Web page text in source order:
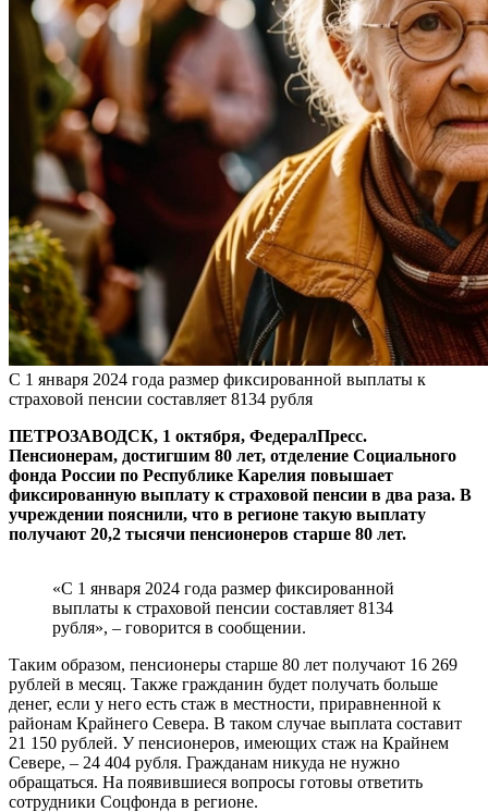
С 1 января 2024 года размер фиксированной выплаты к
страховой пенсии составляет 8134 рубля
ПЕТРОЗАВОДСК, 1 октября, ФедералПресс.
Пенсионерам, достигшим 80 лет, отделение Социального
фонда России по Республике Карелия повышает
фиксированную выплату к страховой пенсии в два раза. В
учреждении пояснили, что в регионе такую выплату
получают 20,2 тысячи пенсионеров старше 80 лет.
«С 1 января 2024 года размер фиксированной
выплаты к страховой пенсии составляет 8134
рубля», – говорится в сообщении.
Таким образом, пенсионеры старше 80 лет получают 16 269
рублей в месяц. Также гражданин будет получать больше
денег, если у него есть стаж в местности, приравненной к
районам Крайнего Севера. В таком случае выплата составит
21 150 рублей. У пенсионеров, имеющих стаж на Крайнем
Севере, – 24 404 рубля. Гражданам никуда не нужно
обращаться. На появившиеся вопросы готовы ответить
сотрудники Соцфонда в регионе.